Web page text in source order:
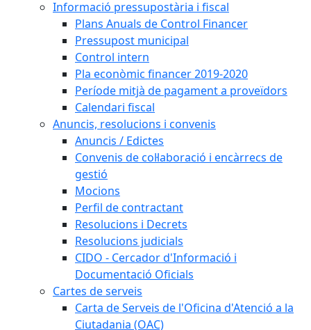
Informació pressupostària i fiscal
Plans Anuals de Control Financer
Pressupost municipal
Control intern
Pla econòmic financer 2019-2020
Període mitjà de pagament a proveïdors
Calendari fiscal
Anuncis, resolucions i convenis
Anuncis / Edictes
Convenis de col·laboració i encàrrecs de
gestió
Mocions
Perfil de contractant
Resolucions i Decrets
Resolucions judicials
CIDO - Cercador d'Informació i
Documentació Oficials
Cartes de serveis
Carta de Serveis de l'Oficina d'Atenció a la
Ciutadania (OAC)